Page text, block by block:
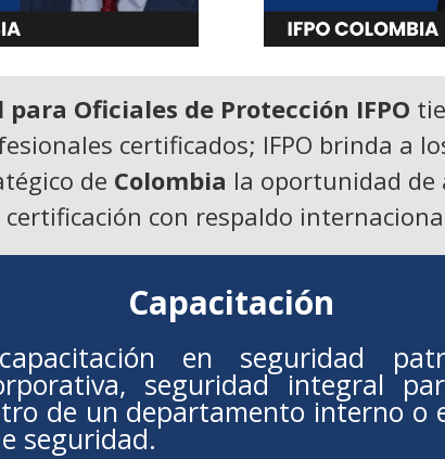
Oficiales de Protección IFPO
certificados; IFPO brinda a
de Colombia la oportunidad de
certificación con respaldo
Capacitación
en seguridad
seguridad integral
de un departamento interno o
seguridad.